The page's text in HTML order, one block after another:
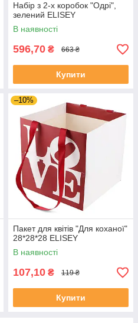
Набір з 2-х коробок "Одрі",
зелений ELISEY
В наявності
596,70 ₴ 663 ₴
Купити
–10%
Пакет для квітів "Для коханої"
28*28*28 ELISEY
В наявності
107,10 ₴ 119 ₴
Купити